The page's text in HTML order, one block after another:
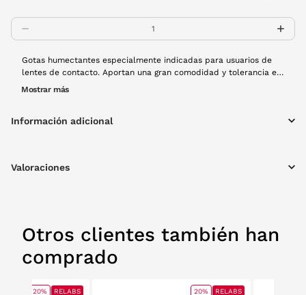
Gotas humectantes especialmente indicadas para usuarios de
lentes de contacto. Aportan una gran comodidad y tolerancia en
el porte de lentes de contacto. La caja contiene 30 monodosis
Mostrar más
Información adicional
Valoraciones
Otros clientes también han
comprado
20% RELABS 20% RELABS